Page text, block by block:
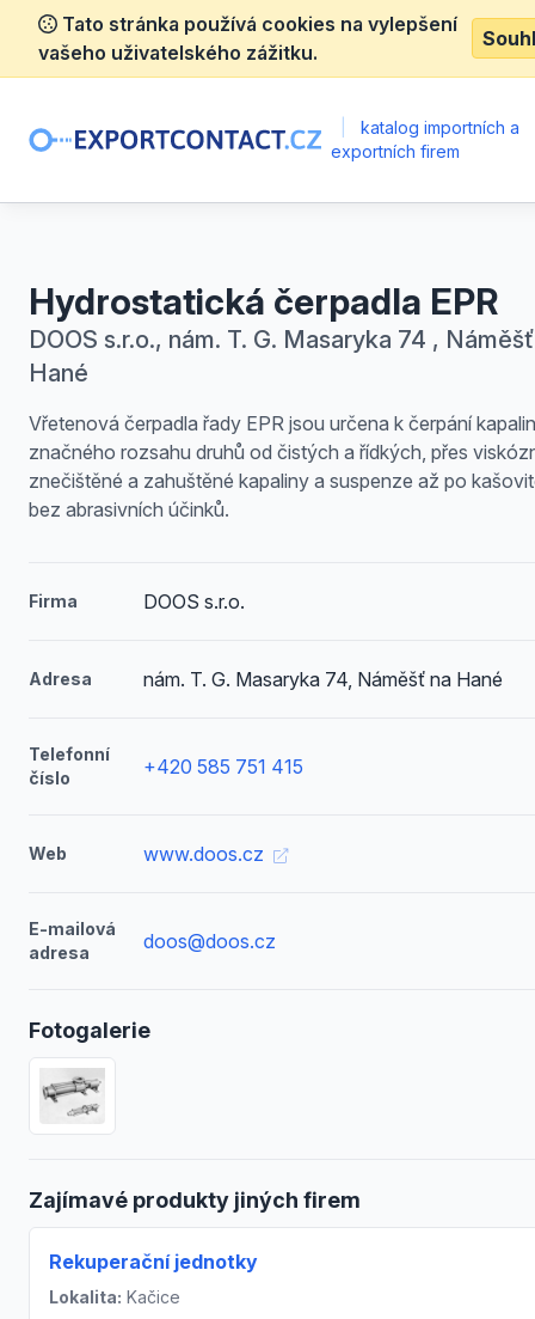
Tato stránka používá cookies na vylepšení
vašeho uživatelského zážitku.
katalog importních a
exportních firem
Hydrostatická čerpadla EPR
DOOS s.r.o., nám. T. G. Masaryka 74 ,
Hané
Vřetenová čerpadla řady EPR jsou určena k čerpání kapalin
značného rozsahu druhů od čistých a řídkých, přes
znečištěné a zahuštěné kapaliny a suspenze až po
bez abrasivních účinků.
Firma DOOS s.r.o.
Adresa nám. T. G. Masaryka 74, Náměšť na Hané
Telefonní
číslo
+420 585 751 415
Web www.doos.cz
E-mailová
adresa
doos@doos.cz
Fotogalerie
Zajímavé produkty jiných firem
Rekuperační jednotky
Lokalita: Kačice